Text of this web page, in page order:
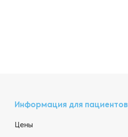
Информация для пациентов
Цены